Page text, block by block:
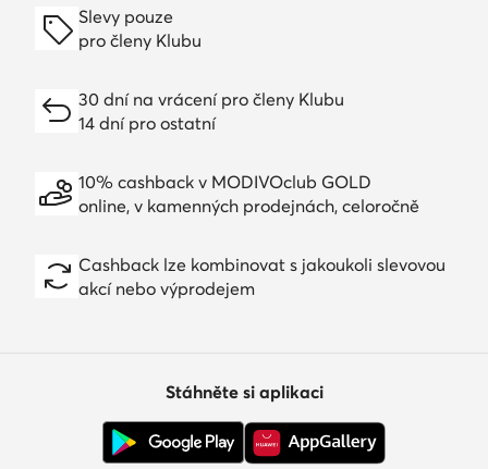
Slevy pouze
pro členy Klubu
30 dní na vrácení pro členy Klubu
14 dní pro ostatní
10% cashback v MODIVOclub GOLD
online, v kamenných prodejnách, celoročně
Cashback lze kombinovat s jakoukoli slevovou
akcí nebo výprodejem
Stáhněte si aplikaci